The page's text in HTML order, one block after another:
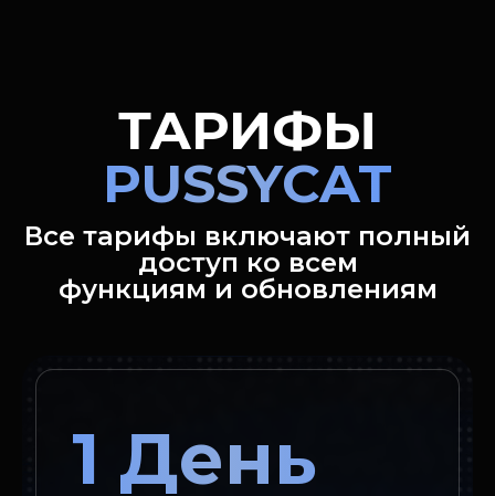
ТАРИФЫ
PUSSYCAT
Все тарифы включают полный
доступ ко всем
функциям и обновлениям
1 День